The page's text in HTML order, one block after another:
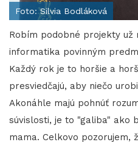
Foto: Silvia Bodláková
Robím podobné projekty už
informatika povinným
Každý rok je to horšie a
presviedčajú, aby niečo
Akonáhle majú pohnúť
súvislosti, je to "galiba" ako
mama. Celkovo pozorujem,